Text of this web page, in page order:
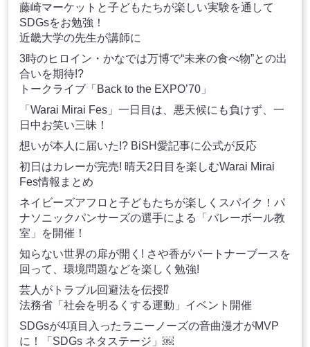
藤崎マーケットと子どもたちが楽しい実験を通して
SDGsをお勉強！
近畿大学の先生が講師に
3時のヒロイン・かなでは万博で“未来の食べ物”との出
合いを期待!?
トークライブ「Back to the EXPO’70」
「Warai Mirai Fes」一日目は、悪天候にも負けず、一
日中お笑い三昧！
想いが本人に届いた!? BiSH愛記事に公式が反応
初日はカレーが完売! 晴天2日目を楽しむWarai Mirai
Fes情報まとめ
ネイビーズアフロと子どもたちが楽しくスパイク！パ
ナソニックパンサーズの選手による「バレーボール教
室」を開催！
知らない世界の扉が開く! さや香がパートナーブースを
回って、環境問題などを楽しく勉強!
芸人がトラブル回避法を伝授⁉
法務省「社会を明るくする運動」イベント開催
SDGsが4項目入ったラニーノーズの音曲漫才がMVP
に！「SDGs ネタステージ」￼